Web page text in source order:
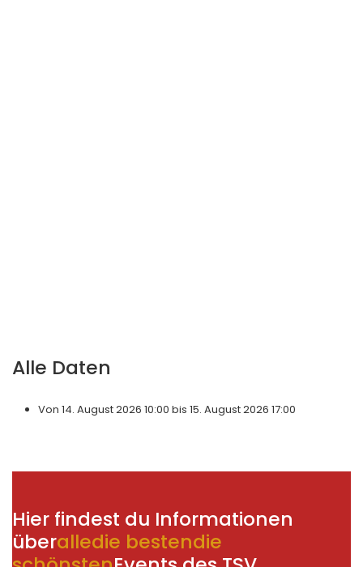
Alle Daten
Von 14. August 2026 10:00 bis 15. August 2026 17:00
Hier findest du Informationen
überalledie bestendie